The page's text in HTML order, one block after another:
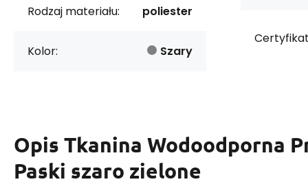
Rodzaj materiału: poliester
Kolor: Szary
Opis Tkanina Wodoodporna
Paski szaro zielone